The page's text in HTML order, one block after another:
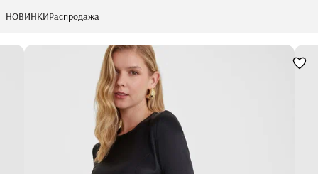
НОВИНКИРаспродажа